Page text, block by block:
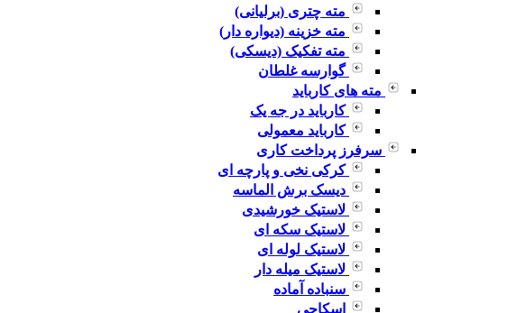
مته چتری (برلیانی)
مته خزینه (دیواره دار)
مته تفکیک (دیسکی)
گوارسه غلطان
مته های کارباید
کارباید در جه یک
کارباید معمولی
سرفرز پرداخت کاری
کرکی نخی و پارچه ای
دیسک برش الماسه
لاستیک خورشیدی
لاستیک سکه ای
لاستیک لوله ای
لاستیک میله دار
سنباده آماده
اسکاچی